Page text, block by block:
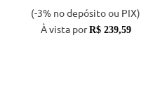
(-3% no depósito ou PIX)
À vista porR$ 239,59